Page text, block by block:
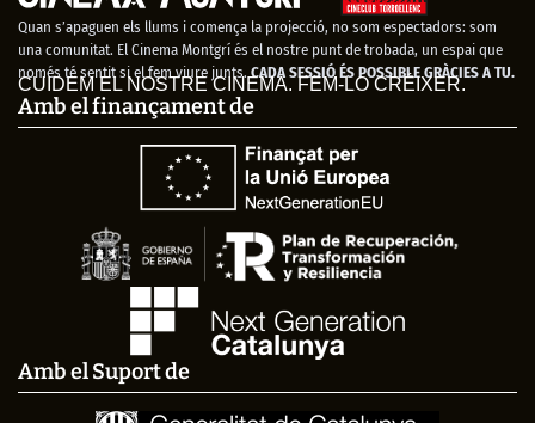
Quan s’apaguen els llums i comença la projecció, no som espectadors: som
una comunitat. El Cinema Montgrí és el nostre punt de trobada, un espai que
només té sentit si el fem viure junts. CADA SESSIÓ ÉS POSSIBLE GRÀCIES A TU.
CUIDEM EL NOSTRE CINEMA. FEM-LO CRÉIXER.
Amb el finançament de
Amb el Suport de